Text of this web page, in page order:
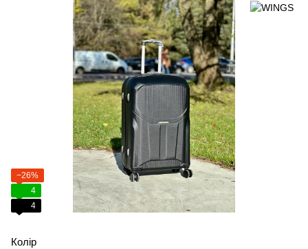
−26%
4
4
Колір